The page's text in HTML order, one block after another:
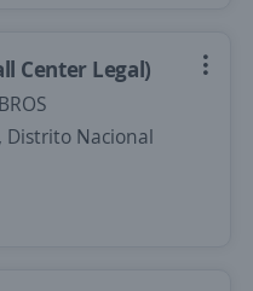
Center Legal)
Distrito Nacional